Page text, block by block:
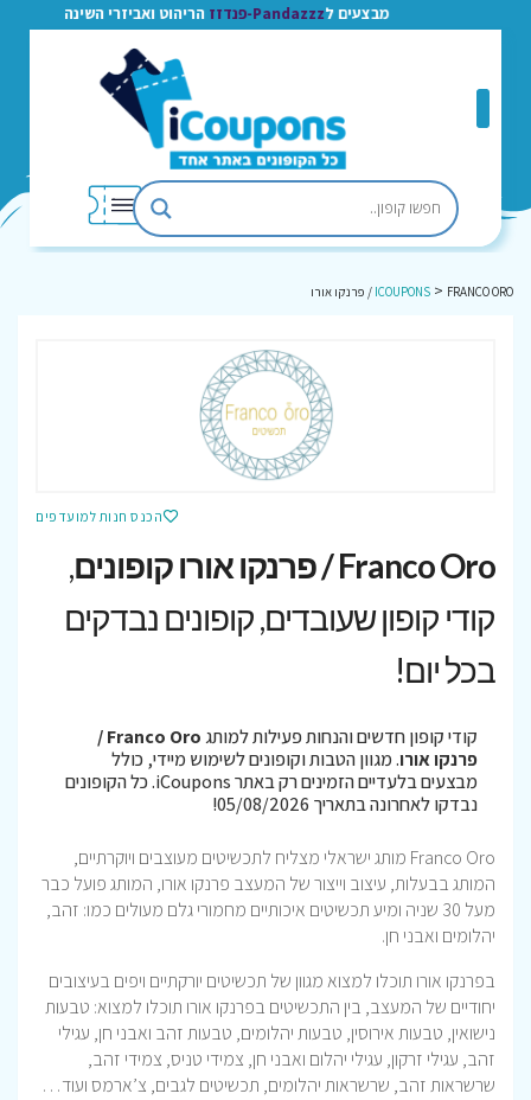
מבצעים לPandazzz-פנדזז הריהוט ואביזרי השינה
ICOUPONS > FRANCO ORO / פרנקו אורו
הכנס חנות למועדפים
Franco Oro / פרנקו אורו קופונים
,
קודי קופון שעובדים, קופונים נבדקים
בכל יום!
קודי קופון חדשים והנחות פעילות למותג
Franco Oro /
פרנקו אורו. מגוון הטבות וקופונים לשימוש מיידי, כולל
מבצעים בלעדיים הזמינים רק באתר iCoupons. כל הקופונים
נבדקו לאחרונה בתאריך 05/08/2026!
Franco Oro מותג ישראלי מצליח לתכשיטים מעוצבים ויוקרתיים,
המותג בבעלות, עיצוב וייצור של המעצב פרנקו אורו, המותג פועל כבר
מעל 30 שניה ומיע תכשיטים איכותיים מחמורי גלם מעולים כמו: זהב,
יהלומים ואבני חן.
בפרנקו אורו תוכלו למצוא מגוון של תכשיטים יורקתיים ויפים בעיצובים
יחודיים של המעצב, בין התכשיטים בפרנקו אורו תוכלו למצוא: טבעות
נישואין, טבעות אירוסין, טבעות יהלומים, טבעות זהב ואבני חן, עגילי
זהב, עגילי זרקון, עגילי יהלום ואבני חן, צמידי טניס, צמידי זהב,
שרשראות זהב, שרשראות יהלומים, תכשיטים לגבים, צ’ארמס ועוד…